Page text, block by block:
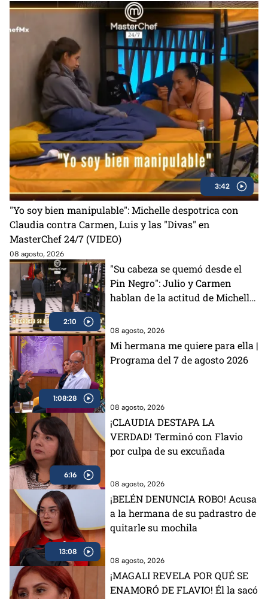
3:42
"Yo soy bien manipulable": Michelle despotrica con
Claudia contra Carmen, Luis y las "Divas" en
MasterChef 24/7 (VIDEO)
08 agosto, 2026
2:10
"Su cabeza se quemó desde el
Pin Negro": Julio y Carmen
hablan de la actitud de Michelle
08 agosto, 2026
1:08:28
Mi hermana me quiere para ella |
Programa del 7 de agosto 2026
08 agosto, 2026
6:16
¡CLAUDIA DESTAPA LA
VERDAD! Terminó con Flavio
por culpa de su excuñada
08 agosto, 2026
13:08
¡BELÉN DENUNCIA ROBO! Acusa
a la hermana de su padrastro de
quitarle su mochila
08 agosto, 2026
¡MAGALI REVELA POR QUÉ SE
ENAMORÓ DE FLAVIO! Él la sacó